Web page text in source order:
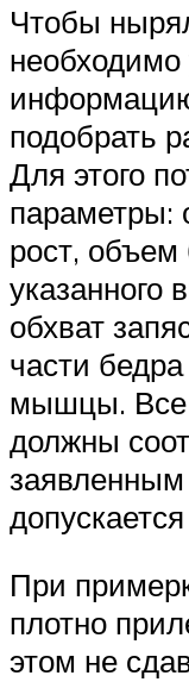
Чтобы
необходимо
подобрать
Для этого
параметры:
рост,
указанного
обхват
части
мышцы. Все
должны
заявленным
При
плотно
этом не